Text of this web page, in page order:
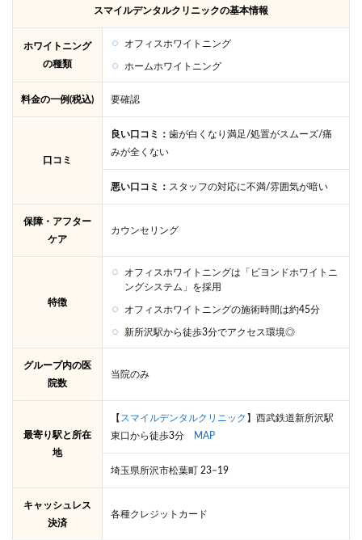
スマイルデンタルクリニックの基本情報
ホワイトニング
の種類
オフィスホワイトニング
ホームホワイトニング
料金の一例(税込) 要確認
口コミ
良い口コミ： 歯が白くなり満足/処置がスムーズ/痛
みが全くない
悪い口コミ： スタッフの対応に不満/雰囲気が暗い
保障・アフター
ケア
カウンセリング
特徴
オフィスホワイトニングは「ビヨンドホワイトニ
ングシステム」を採用
オフィスホワイトニングの施術時間は約45分
新所沢駅から徒歩3分でアクセス環境◎
グループ内の医
院数
当院のみ
最寄り駅と所在
地
【 スマイルデンタルクリニック 】西武鉄道新所沢駅
東口から徒歩3分
MAP
埼玉県所沢市松葉町 23−19
キャッシュレス
決済
各種クレジットカード